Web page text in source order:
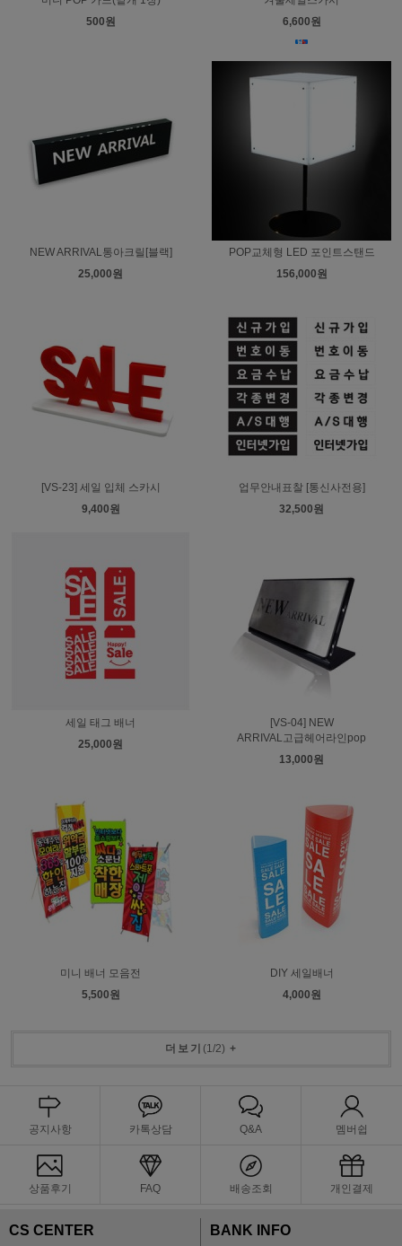
500원
6,600원
NEW ARRIVAL통아크릴[블랙]
25,000원
POP교체형 LED 포인트스탠드
156,000원
[VS-23] 세일 입체 스카시
9,400원
업무안내표찰 [통신사전용]
32,500원
세일 태그 배너
25,000원
[VS-04] NEW
ARRIVAL고급헤어라인pop
13,000원
미니 배너 모음전
5,500원
DIY 세일배너
4,000원
더보기 (1/2) +
공지사항 카톡상담 Q&A 멤버쉽
상품후기 FAQ 배송조회 개인결제
CS CENTER BANK INFO